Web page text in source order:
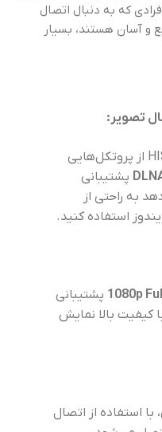
که به دنبال اتصال
و آسان هستند، بسیار
تصویر :
HISKA MIRROR CAST HR-30 از پروتکل‌هایی
پشتیبانی
به راحتی از
1080p پشتیبانی
کیفیت بالا نمایش
استفاده از اتصال